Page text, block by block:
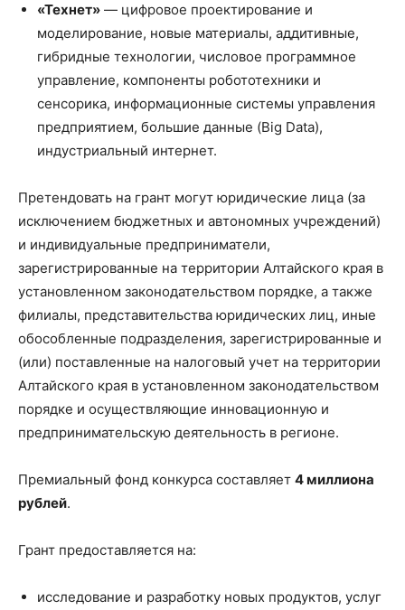
«Технет» — цифровое проектирование и
моделирование, новые материалы, аддитивные,
гибридные технологии, числовое программное
управление, компоненты робототехники и
сенсорика, информационные системы управления
предприятием, большие данные (Big Data),
индустриальный интернет.
Претендовать на грант могут юридические лица (за
исключением бюджетных и автономных учреждений)
и индивидуальные предприниматели,
зарегистрированные на территории Алтайского края в
установленном законодательством порядке, а также
филиалы, представительства юридических лиц, иные
обособленные подразделения, зарегистрированные и
(или) поставленные на налоговый учет на территории
Алтайского края в установленном законодательством
порядке и осуществляющие инновационную и
предпринимательскую деятельность в регионе.
Премиальный фонд конкурса составляет 4 миллиона
рублей.
Грант предоставляется на:
исследование и разработку новых продуктов, услуг